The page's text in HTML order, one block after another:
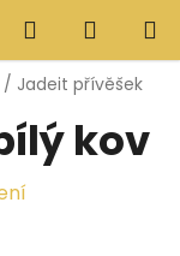
Hledat
KOŠÍK
/ Jadeit přívěšek
kov